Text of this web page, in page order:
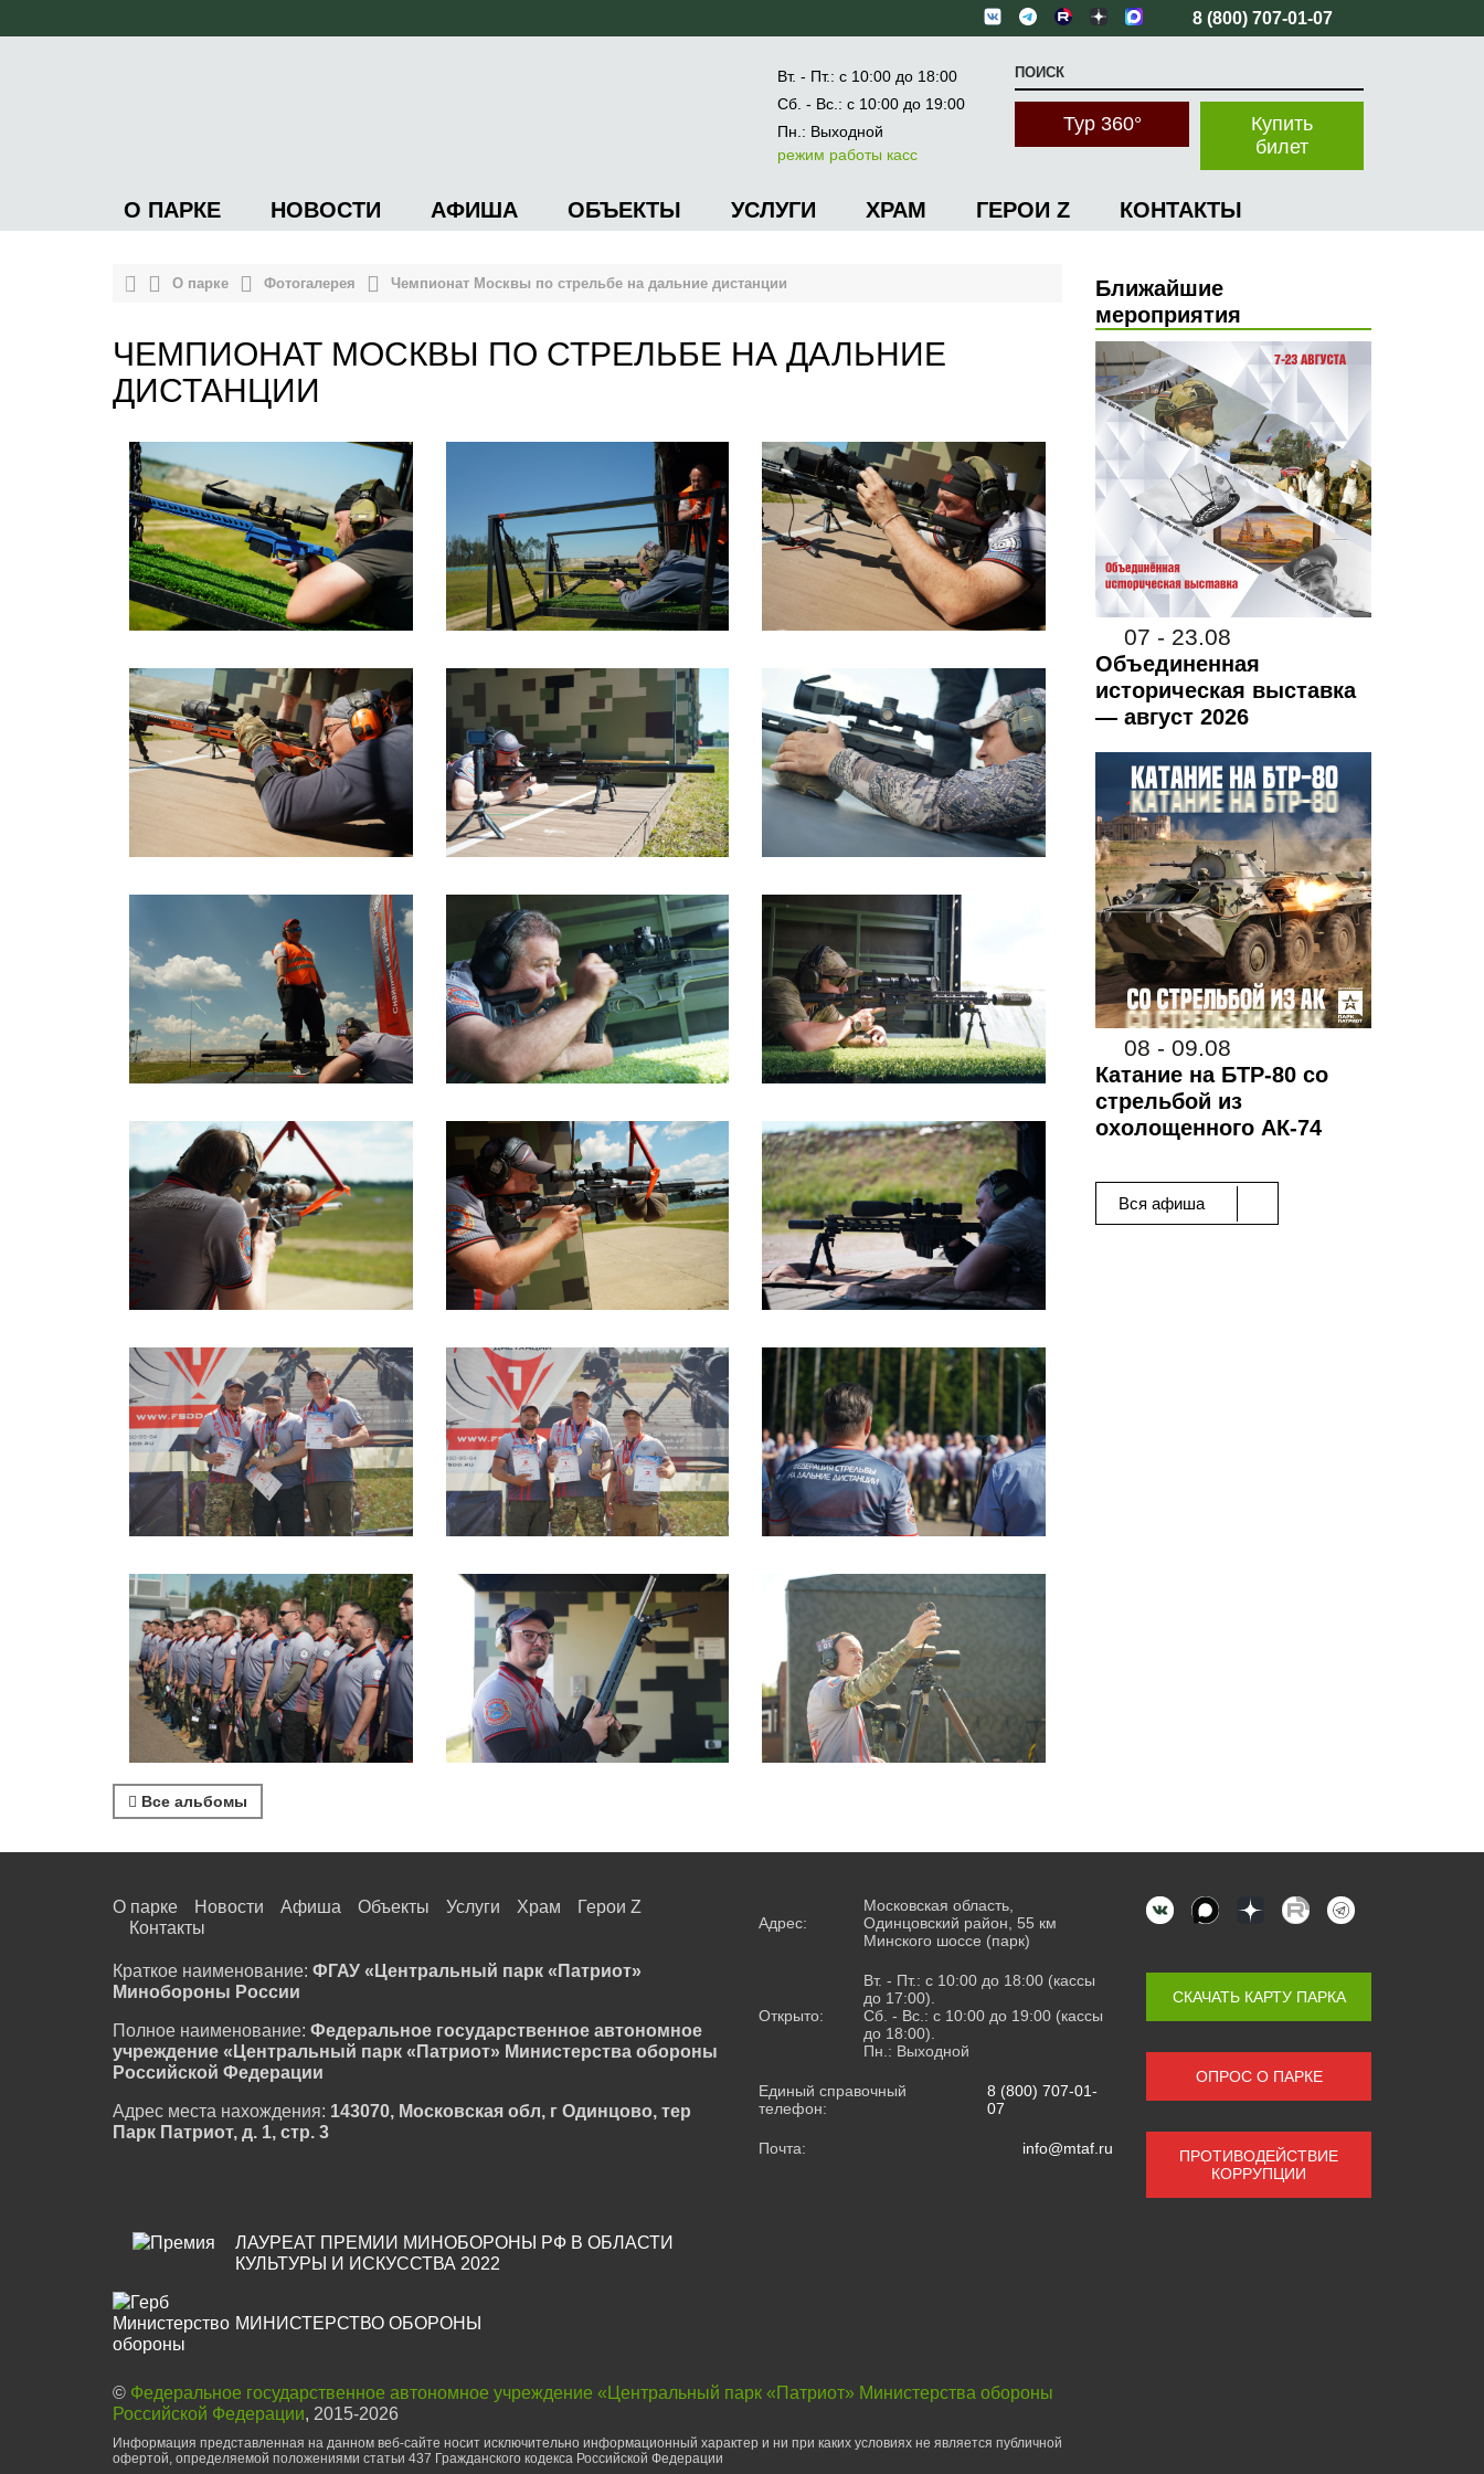
8 (800) 707-01-07
Вт. - Пт.: с 10:00 до 18:00
Сб. - Вс.: с 10:00 до 19:00
Пн.: Выходной
режим работы касс
Купить
билет
Тур 360°
О ПАРКЕ НОВОСТИ АФИША ОБЪЕКТЫ УСЛУГИ ХРАМ ГЕРОИ Z КОНТАКТЫ
О парке Фотогалерея Чемпионат Москвы по стрельбе на дальние дистанции
ЧЕМПИОНАТ МОСКВЫ ПО СТРЕЛЬБЕ НА ДАЛЬНИЕ
ДИСТАНЦИИ
Все альбомы
Ближайшие
мероприятия
07 - 23.08
Объединенная
историческая выставка
— август 2026
08 - 09.08
Катание на БТР-80 со
стрельбой из
охолощенного АК-74
Вся афиша
О парке Новости Афиша Объекты Услуги Храм
Герои Z
Контакты
Краткое наименование: ФГАУ «Центральный парк «Патриот»
Минобороны России
Полное наименование: Федеральное государственное автономное
учреждение «Центральный парк «Патриот» Министерства обороны
Российской Федерации
Адрес места нахождения: 143070, Московская обл, г Одинцово, тер
Парк Патриот, д. 1, стр. 3
Адрес:
Московская область,
Одинцовский район, 55 км
Минского шоссе (парк)
Открыто:
Вт. - Пт.: с 10:00 до 18:00 (кассы
до 17:00).
Сб. - Вс.: с 10:00 до 19:00 (кассы
до 18:00).
Пн.: Выходной
Единый справочный
телефон:
8 (800) 707-01-
07
Почта: info@mtaf.ru
СКАЧАТЬ КАРТУ ПАРКА
ОПРОС О ПАРКЕ
ПРОТИВОДЕЙСТВИЕ
КОРРУПЦИИ
ЛАУРЕАТ ПРЕМИИ МИНОБОРОНЫ РФ В ОБЛАСТИ
КУЛЬТУРЫ И ИСКУССТВА 2022
МИНИСТЕРСТВО ОБОРОНЫ
© Федеральное государственное автономное учреждение «Центральный парк «Патриот» Министерства обороны
Российской Федерации, 2015-2026
Информация представленная на данном веб-сайте носит исключительно информационный характер и ни при каких условиях не является публичной
офертой, определяемой положениями статьи 437 Гражданского кодекса Российской Федерации